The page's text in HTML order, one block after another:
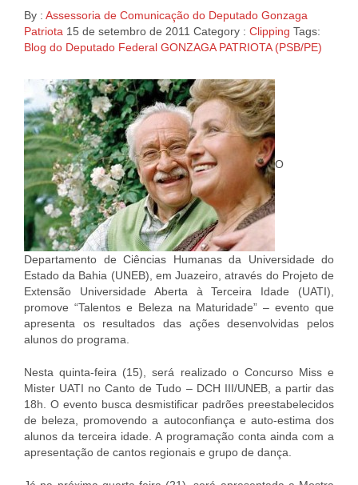
By : Assessoria de Comunicação do Deputado Gonzaga
Patriota 15 de setembro de 2011 Category : Clipping Tags:
Blog do Deputado Federal GONZAGA PATRIOTA (PSB/PE)
O
Departamento de Ciências Humanas da Universidade do
Estado da Bahia (UNEB), em Juazeiro, através do Projeto de
Extensão Universidade Aberta à Terceira Idade (UATI),
promove “Talentos e Beleza na Maturidade” – evento que
apresenta os resultados das ações desenvolvidas pelos
alunos do programa.
Nesta quinta-feira (15), será realizado o Concurso Miss e
Mister UATI no Canto de Tudo – DCH III/UNEB, a partir das
18h. O evento busca desmistificar padrões preestabelecidos
de beleza, promovendo a autoconfiança e auto-estima dos
alunos da terceira idade. A programação conta ainda com a
apresentação de cantos regionais e grupo de dança.